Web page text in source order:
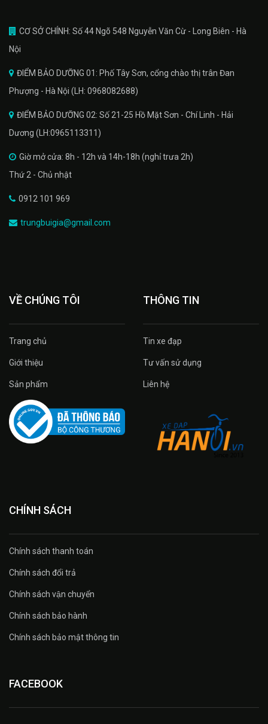
CƠ SỞ CHÍNH: Số 44 Ngõ 548 Nguyễn Văn Cừ - Long Biên - Hà
Nội
ĐIỂM BẢO DƯỠNG 01: Phố Tây Sơn, cổng chào thị trân Đan
Phượng - Hà Nội (LH: 0968082688)
ĐIỂM BẢO DƯỠNG 02: Số 21-25 Hồ Mặt Sơn - Chí Linh - Hải
Dương (LH:0965113311)
Giờ mở cửa: 8h - 12h và 14h-18h (nghỉ trưa 2h)
Thứ 2 - Chủ nhật
0912 101 969
trungbuigia@gmail.com
VỀ CHÚNG TÔI
Trang chủ
Giới thiệu
Sản phẩm
THÔNG TIN
Tin xe đạp
Tư vấn sử dụng
Liên hệ
CHÍNH SÁCH
Chính sách thanh toán
Chính sách đổi trả
Chính sách vận chuyển
Chính sách bảo hành
Chính sách bảo mật thông tin
FACEBOOK